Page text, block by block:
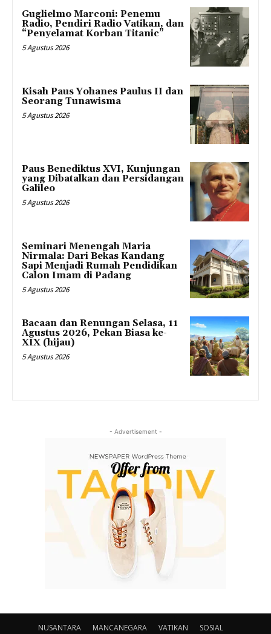
Guglielmo Marconi: Penemu
Radio, Pendiri Radio Vatikan, dan
“Penyelamat Korban Titanic”
5 Agustus 2026
Kisah Paus Yohanes Paulus II dan
Seorang Tunawisma
5 Agustus 2026
Paus Benediktus XVI, Kunjungan
yang Dibatalkan dan Persidangan
Galileo
5 Agustus 2026
Seminari Menengah Maria
Nirmala: Dari Bekas Kandang
Sapi Menjadi Rumah Pendidikan
Calon Imam di Padang
5 Agustus 2026
Bacaan dan Renungan Selasa, 11
Agustus 2026, Pekan Biasa ke-
XIX (hijau)
5 Agustus 2026
- Advertisement -
NUSANTARA MANCANEGARA VATIKAN SOSIAL